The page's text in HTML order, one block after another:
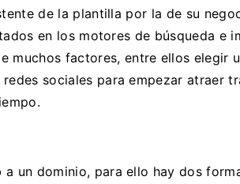
de la plantilla por la de su
en los motores de búsqueda e
factores, entre ellos elegir
sociales para empezar atraer
un dominio, para ello hay dos